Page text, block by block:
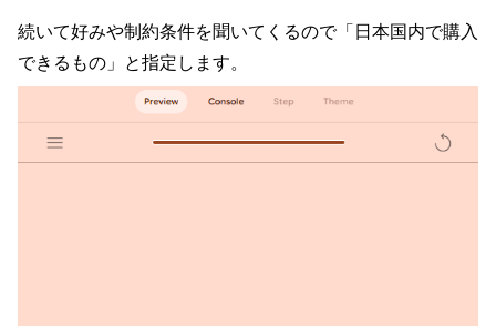
続いて好みや制約条件を聞いてくるので「日本国内で購入
できるもの」と指定します。